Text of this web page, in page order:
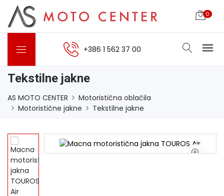
0
+386 1 562 37 00
Tekstilne jakne
AS MOTO CENTER
Motoristična oblačila
Motoristične jakne
Tekstilne jakne